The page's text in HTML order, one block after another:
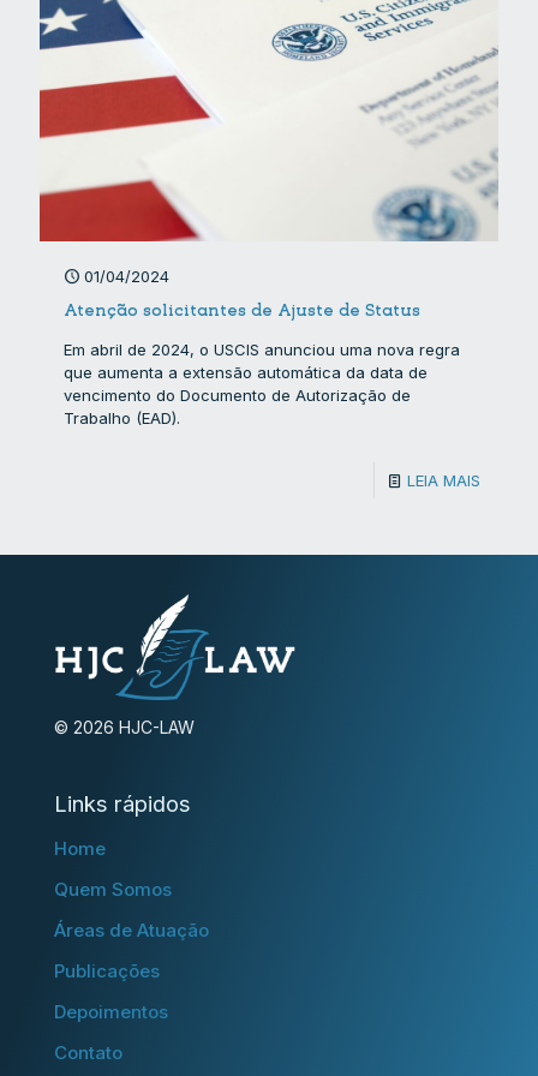
01/04/2024
Atenção solicitantes de Ajuste de Status
Em abril de 2024, o USCIS anunciou uma nova regra
que aumenta a extensão automática da data de
vencimento do Documento de Autorização de
Trabalho (EAD).
LEIA MAIS
© 2026 HJC-LAW
Links rápidos
Home
Quem Somos
Áreas de Atuação
Publicações
Depoimentos
Contato